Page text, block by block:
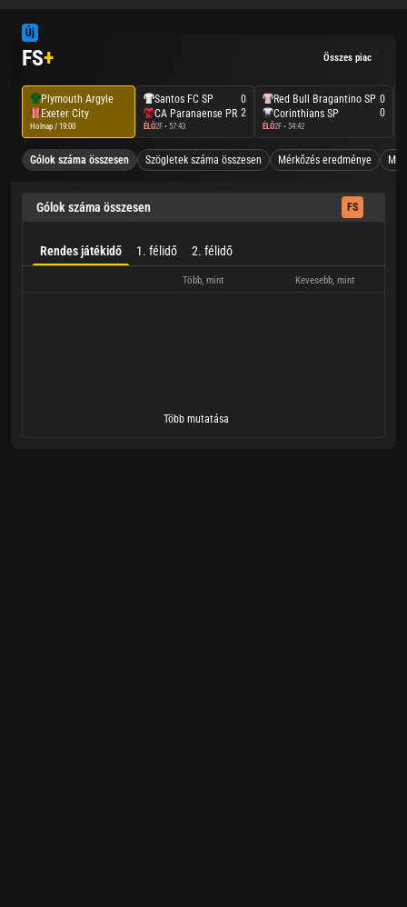
Új
FS+ Összes piac
Plymouth Argyle
Exeter City
Holnap / 19:00
Santos FC SP
CA Paranaense PR
0
2
ÉLŐ2F • 57:43
Red Bull Bragantino SP
Corinthians SP
0
0
ÉLŐ2F • 54:42
Gólok száma összesen Szögletek száma összesen Mérkőzés eredménye
Gólok száma összesen FS
Rendes játékidő 1. félidő 2. félidő
Több, mint Kevesebb, mint
Több mutatása